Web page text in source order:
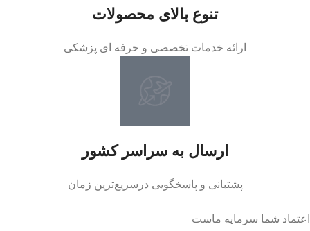
تنوع بالای محصولات
ارائه خدمات تخصصی و حرفه ای پزشکی
ارسال به سراسر کشور
پشتبانی و پاسخگویی درسریع‌ترین زمان
اعتماد شما سرمایه ماست